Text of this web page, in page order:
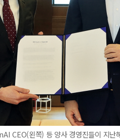
CEO(왼쪽) 등 양사 경영진들이 지난